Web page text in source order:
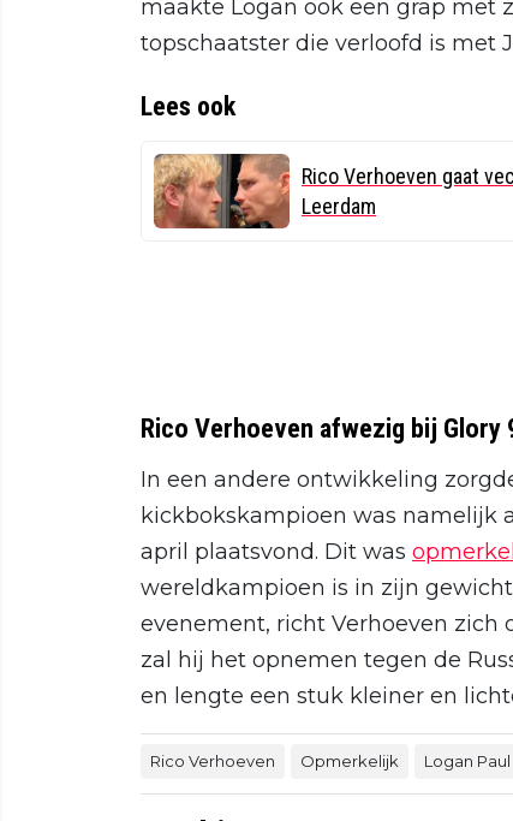
maakte Logan ook een grap met
topschaatster die verloofd is met
Lees ook
Rico Verhoeven gaat
Leerdam
Rico Verhoeven afwezig bij Glory
In een andere ontwikkeling
kickbokskampioen was namelijk
april plaatsvond. Dit was
wereldkampioen is in zijn
evenement, richt Verhoeven zich
zal hij het opnemen tegen de
en lengte een stuk kleiner en
Rico Verhoeven Opmerkelijk Logan Paul